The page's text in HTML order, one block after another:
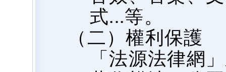
式...等。
（二）權利保護
「法源法律網